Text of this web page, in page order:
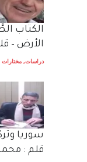
الكتاب
الأرض –
دراسات, مختارات
سوريا
قلم : محمد